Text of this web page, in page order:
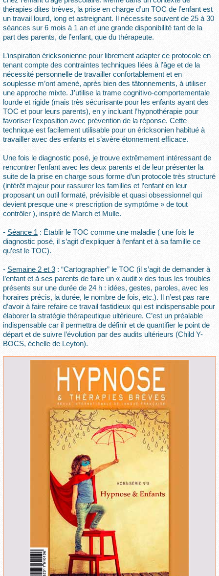
thérapies dites brèves, la prise en charge d’un TOC de l’enfant est
un travail lourd, long et astreignant. Il nécessite souvent de 25 à 30
séances sur 6 mois à 1 an et une grande disponibilité tant de la
part des parents, de l’enfant, que du thérapeute.
L’inspiration éricksonienne pour librement adapter ce protocole en
tenant compte des contraintes techniques liées à l’âge et de la
nécessité personnelle de travailler confortablement et en
souplesse m’ont amené, après bien des tâtonnements, à utiliser
une approche mixte. J’utilise la trame cognitivo-comportementale
lourde et rigide (mais très sécurisante pour les enfants ayant des
TOC et pour leurs parents), en y incluant l’hypnothérapie pour
favoriser l’exposition avec prévention de la réponse. Cette
technique est facilement utilisable pour un éricksonien habitué à
travailler avec des enfants et s’avère étonnement efficace.
Une fois le diagnostic posé, je trouve extrêmement intéressant de
rencontrer l’enfant avec les deux parents et de leur présenter la
suite de la prise en charge sous forme d’un protocole très structuré
(intérêt majeur pour rassurer les familles et l’enfant en leur
proposant un outil formaté, prévisible et quasi obsessionnel qui
devient presque une « prescription de symptôme » de tout
contrôler ), inspiré de March et Mulle.
- Séance 1 : Établir le TOC comme une maladie ( une fois le
diagnostic posé, il s’agit d’expliquer à l’enfant et à sa famille ce
qu’est le TOC).
- Semaine 2 et 3 : “Cartographier” le TOC (il s’agit de demander à
l’enfant et à ses parents de faire un « audit » des tous les troubles
présents sur une durée de 24 h : idées, gestes, paroles, avec les
horaires précis, la durée, le nombre de fois, etc.). Il n’est pas rare
d’avoir à faire refaire ce travail fastidieux qui est indispensable pour
élaborer la stratégie thérapeutique ultérieure. C’est un préalable
indispensable car il permettra de définir et de quantifier le point de
départ et de suivre l’évolution par des audits ultérieurs (Child Y-
BOCS, échelle de Leyton).